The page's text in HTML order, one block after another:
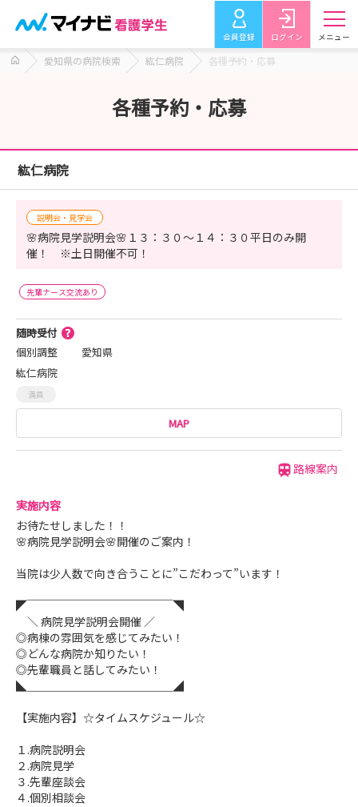
会員登録 ログイン メニュー
愛知県の病院検索 紘仁病院 各種予約・応募
各種予約・応募
紘仁病院
説明会・見学会
🌸病院見学説明会🌸１３：３０～１４：３０平日のみ開
催！ ※土日開催不可！
先輩ナース交流あり
随時受付
個別調整
愛知県
紘仁病院
満員
MAP
路線案内
実施内容
お待たせしました！！
🌸病院見学説明会🌸開催のご案内！
当院は少人数で向き合うことに”こだわって”います！
◤￣￣￣￣￣￣￣￣￣￣￣￣￣◥
＼ 病院見学説明会開催 ／
◎病棟の雰囲気を感じてみたい！
◎どんな病院か知りたい！
◎先輩職員と話してみたい！
◣＿＿＿＿＿＿＿＿＿＿＿＿＿◢
【実施内容】☆タイムスケジュール☆
１.病院説明会
２.病院見学
３.先輩座談会
４.個別相談会